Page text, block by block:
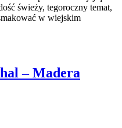
świeży, tegoroczny temat,
w wiejskim
– Madera